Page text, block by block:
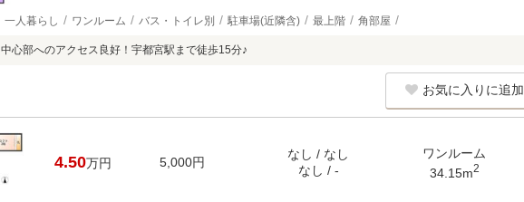
一人暮らし ワンルーム バス・トイレ別 駐車場(近隣含) 最上階 角部屋
中心部へのアクセス良好！宇都宮駅まで徒歩15分♪
お気に入りに追加
4.50万円 5,000円
なし / なし
なし / -
ワンルーム
34.15m2